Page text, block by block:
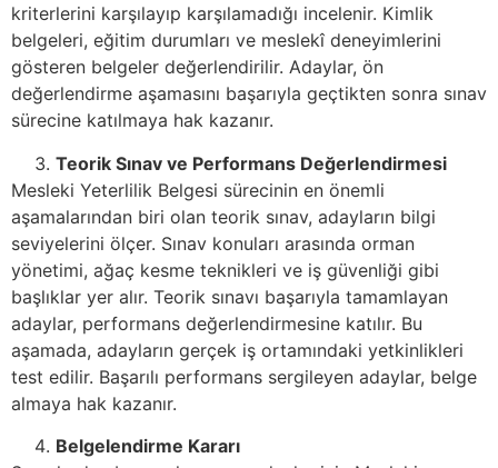
kriterlerini karşılayıp karşılamadığı incelenir. Kimlik
belgeleri, eğitim durumları ve meslekî deneyimlerini
gösteren belgeler değerlendirilir. Adaylar, ön
değerlendirme aşamasını başarıyla geçtikten sonra sınav
sürecine katılmaya hak kazanır.
Teorik Sınav ve Performans Değerlendirmesi
Mesleki Yeterlilik Belgesi sürecinin en önemli
aşamalarından biri olan teorik sınav, adayların bilgi
seviyelerini ölçer. Sınav konuları arasında orman
yönetimi, ağaç kesme teknikleri ve iş güvenliği gibi
başlıklar yer alır. Teorik sınavı başarıyla tamamlayan
adaylar, performans değerlendirmesine katılır. Bu
aşamada, adayların gerçek iş ortamındaki yetkinlikleri
test edilir. Başarılı performans sergileyen adaylar, belge
almaya hak kazanır.
Belgelendirme Kararı